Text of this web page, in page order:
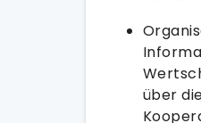
über